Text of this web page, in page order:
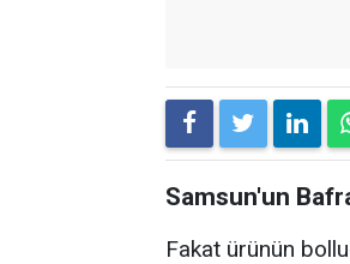
Samsun'un
Fakat ürünün